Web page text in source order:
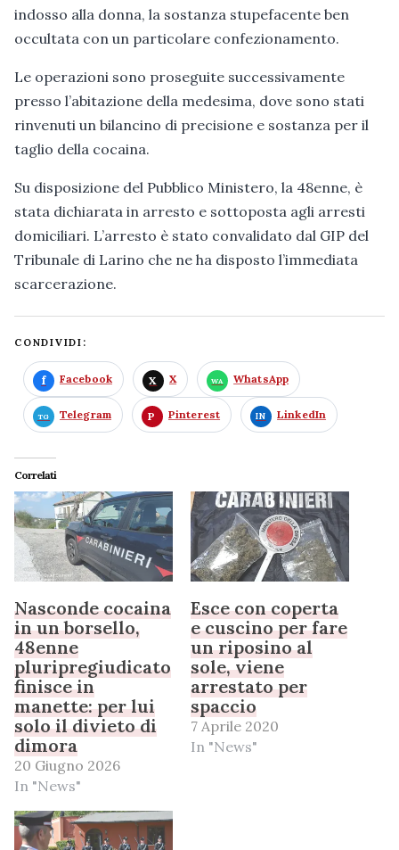
indosso alla donna, la sostanza stupefacente ben
occultata con un particolare confezionamento.
Le operazioni sono proseguite successivamente
presso l’abitazione della medesima, dove sono stati
rinvenuti un bilancino di precisione e sostanza per il
taglio della cocaina.
Su disposizione del Pubblico Ministero, la 48enne, è
stata dichiarata in arresto e sottoposta agli arresti
domiciliari. L’arresto è stato convalidato dal GIP del
Tribunale di Larino che ne ha disposto l’immediata
scarcerazione.
CONDIVIDI:
Facebook X WhatsApp
Telegram Pinterest LinkedIn
Correlati
Nasconde cocaina
in un borsello,
48enne
pluripregiudicato
finisce in
manette: per lui
solo il divieto di
dimora
20 Giugno 2026
In "News"
Esce con coperta
e cuscino per fare
un riposino al
sole, viene
arrestato per
spaccio
7 Aprile 2020
In "News"